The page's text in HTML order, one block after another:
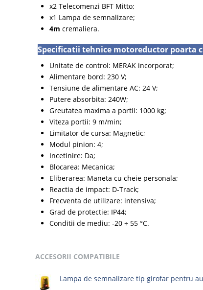
x2 Telecomenzi BFT Mitto;
x1 Lampa de semnalizare;
4m cremaliera.
Specificatii tehnice motoreductor poarta
Unitate de control: MERAK incorporat;
Alimentare bord: 230 V;
Tensiune de alimentare AC: 24 V;
Putere absorbita: 240W;
Greutatea maxima a portii: 1000 kg;
Viteza portii: 9 m/min;
Limitator de cursa: Magnetic;
Modul pinion: 4;
Incetinire: Da;
Blocarea: Mecanica;
Eliberarea: Maneta cu cheie personala;
Reactia de impact: D-Track;
Frecventa de utilizare: intensiva;
Grad de protectie: IP44;
Conditii de mediu: -20 ÷ 55 °C.
ACCESORII COMPATIBILE
Lampa de semnalizare tip girofar pentru